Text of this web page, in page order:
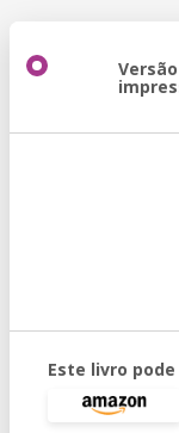
Versão
Este livro